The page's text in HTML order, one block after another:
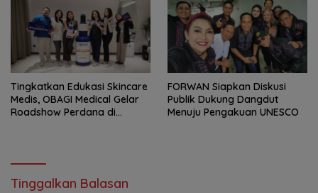
Tingkatkan Edukasi Skincare
Medis, OBAGI Medical Gelar
Roadshow Perdana di
FORWAN Siapkan Diskusi
Publik Dukung Dangdut
Menuju Pengakuan UNESCO
Tinggalkan Balasan